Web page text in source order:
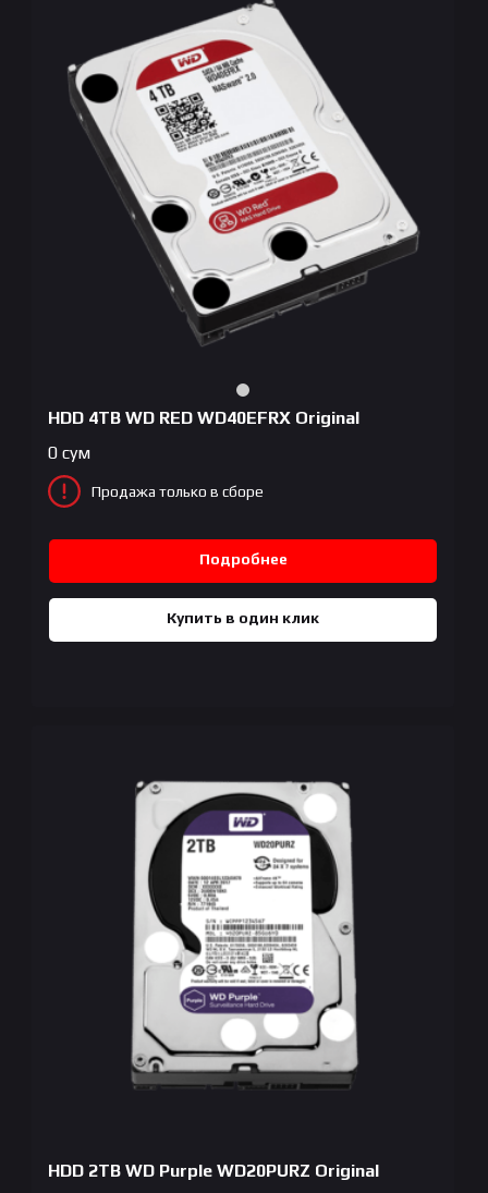
HDD 4TB WD RED WD40EFRX Original
0 сум
Продажа только в сборе
Подробнее
Купить в один клик
HDD 2TB WD Purple WD20PURZ Original